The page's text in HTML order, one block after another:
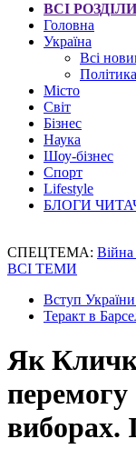
ВСІ РОЗДІЛИ
Головна
Україна
Всі
Політика
Місто
Світ
Бізнес
Наука
Шоу-бізнес
Спорт
Lifestyle
БЛОГИ
СПЕЦТЕМА: Війна
ВСІ ТЕМИ
Вступ
Теракт в
Як
перемогу
виборах.